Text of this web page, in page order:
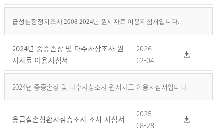
급성심장정지조사 2008-2024년 원시자료 이용지침서입니다.
2024년 중증손상 및 다수사상조사 원
시자료 이용지침서
2026-
02-04
2024년 중증손상 및 다수사상조사 원시자료 이용지침서입니다.
응급실손상환자심층조사 조사 지침서
2025-
08-28